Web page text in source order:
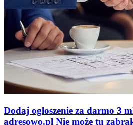
Dodaj ogłoszenie za darmo 3
adresowo.pl Nie może tu